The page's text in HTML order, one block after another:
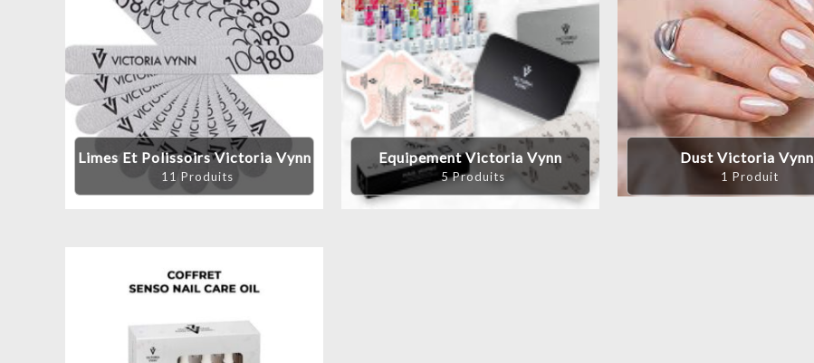
Limes Et Polissoirs Victoria Vynn
11 Produits
Equipement Victoria Vynn
5 Produits
Dust Victoria Vynn
1 Produit